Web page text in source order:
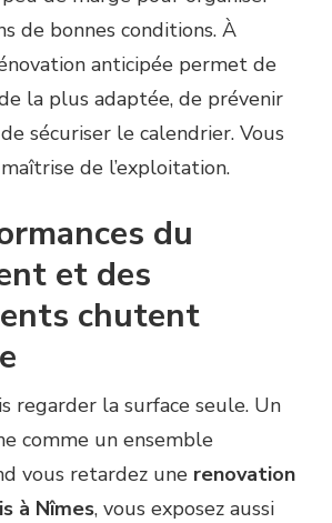
de bonnes conditions. À
anticipée permet de
la plus adaptée, de prévenir
sécuriser le calendrier. Vous
de l’exploitation.
du
et des
chutent
regarder la surface seule. Un
comme un ensemble
vous retardez une renovation
à Nîmes, vous exposez aussi